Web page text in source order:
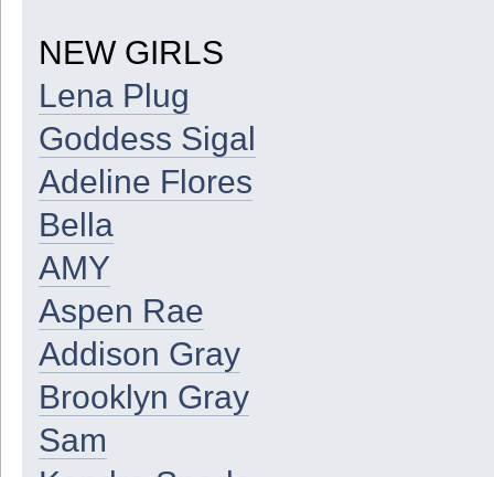
NEW GIRLS
Lena Plug
Goddess Sigal
Adeline Flores
Bella
AMY
Aspen Rae
Addison Gray
Brooklyn Gray
Sam